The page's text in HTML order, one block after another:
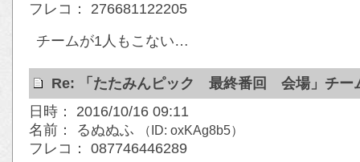
フレコ： 276681122205
チームが1人もこない…
Re: 「たたみんピック 最終番回 会場」チー
日時： 2016/10/16 09:11
名前： るぬぬふ
（ID: oxKAg8b5）
フレコ： 087746446289